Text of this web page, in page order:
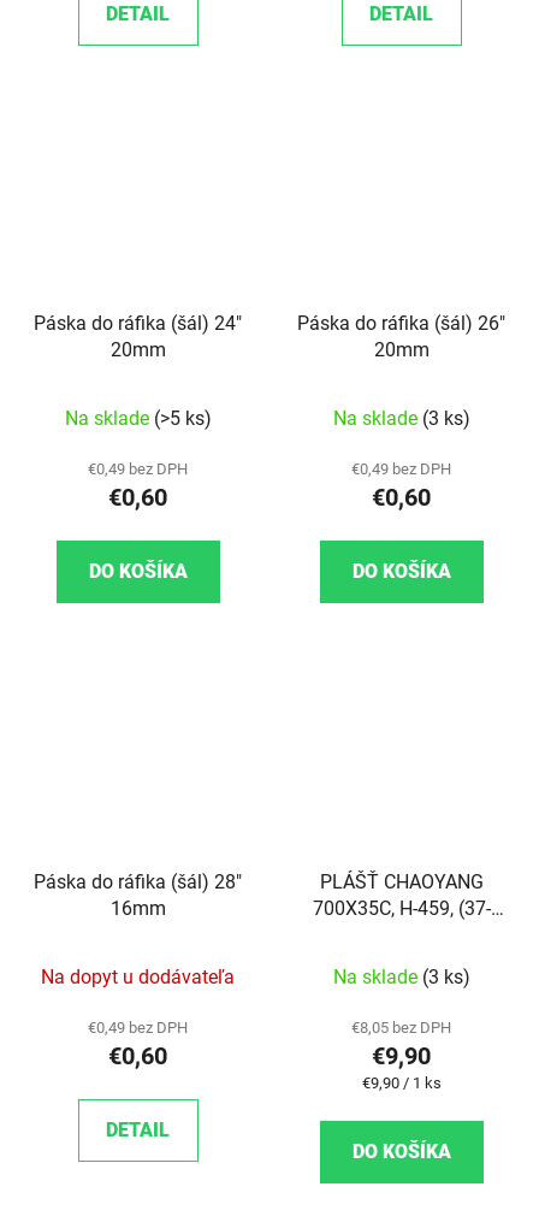
DETAIL DETAIL
Páska do ráfika (šál) 24"
20mm
Na sklade (>5 ks)
€0,49 bez DPH
€0,60
DO KOŠÍKA
Páska do ráfika (šál) 26"
20mm
Na sklade (3 ks)
€0,49 bez DPH
€0,60
DO KOŠÍKA
Páska do ráfika (šál) 28"
16mm
Na dopyt u dodávateľa
€0,49 bez DPH
€0,60
DETAIL
PLÁŠŤ CHAOYANG
700X35C, H-459, (37-
Na sklade (3 ks)
€8,05 bez DPH
€9,90
Jednotková cena:
€9,90 / 1 ks
DO KOŠÍKA